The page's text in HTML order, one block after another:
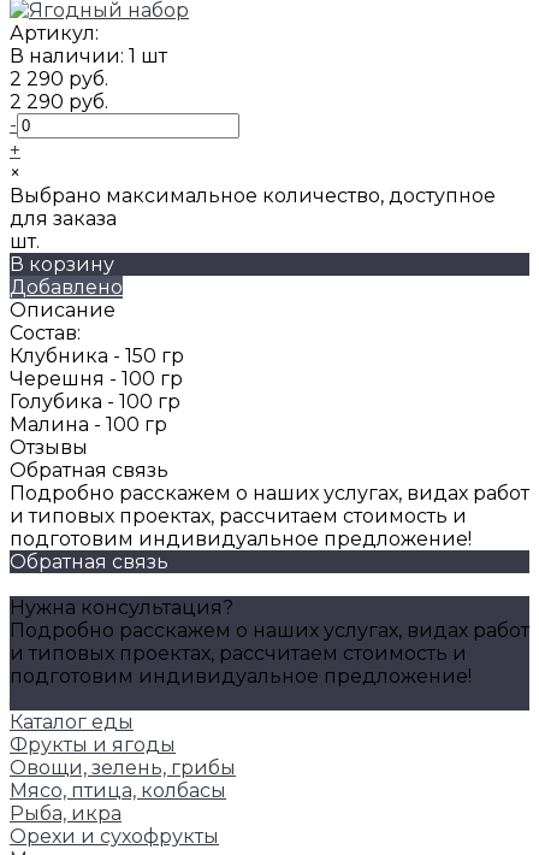
Артикул:
В наличии: 1 шт
2 290 руб.
2 290 руб.
-
+
×
Выбрано максимальное количество, доступное
для заказа
шт.
В корзину
Добавлено
Описание
Состав:
Клубника - 150 гр
Черешня - 100 гр
Голубика - 100 гр
Малина - 100 гр
Отзывы
Обратная связь
Подробно расскажем о наших услугах, видах работ
и типовых проектах, рассчитаем стоимость и
подготовим индивидуальное предложение!
Обратная связь
Нужна консультация?
Подробно расскажем о наших услугах, видах работ
и типовых проектах, рассчитаем стоимость и
подготовим индивидуальное предложение!
Каталог еды
Фрукты и ягоды
Овощи, зелень, грибы
Мясо, птица, колбасы
Рыба, икра
Орехи и сухофрукты